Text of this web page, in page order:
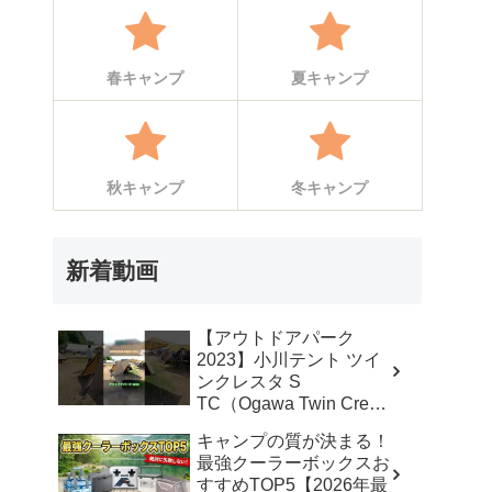
春キャンプ 夏キャンプ
秋キャンプ 冬キャンプ
新着動画
【アウトドアパーク
2023】小川テント ツイ
ンクレスタ S
TC（Ogawa Twin Cresta
介 #Short #ショート –
akoakoa
キャンプの質が決まる！
最強クーラーボックスお
すすめTOP5【2026年最